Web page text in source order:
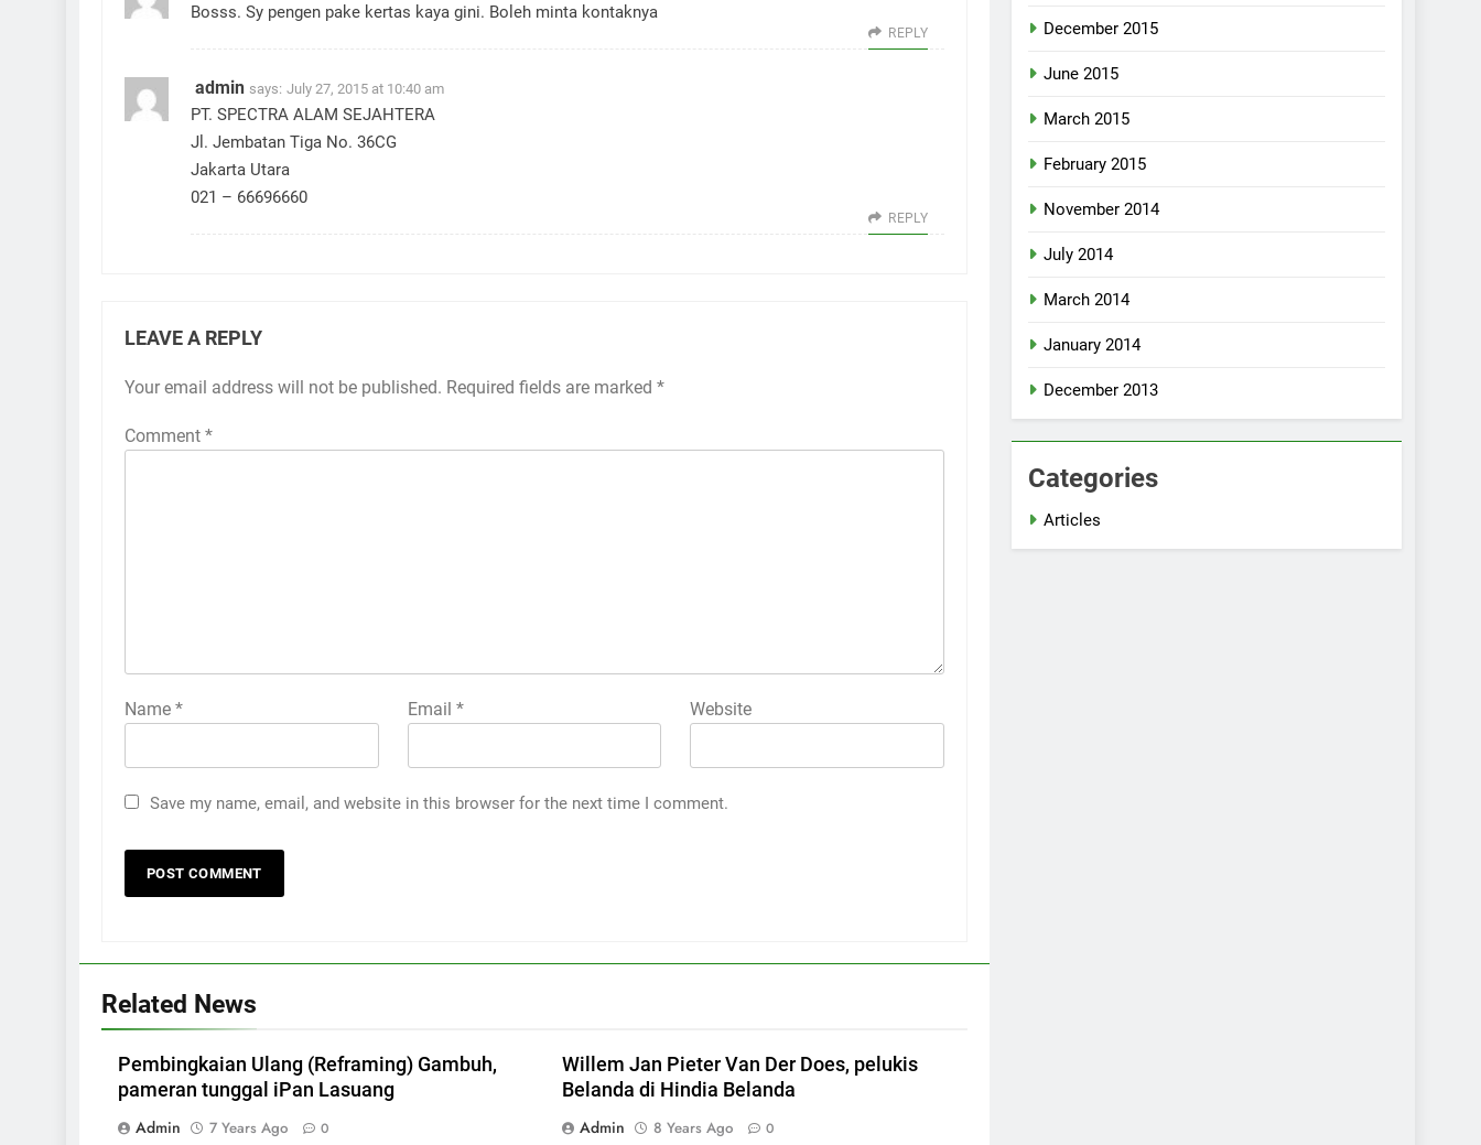
Bosss. Sy pengen pake kertas kaya gini. Boleh minta kontaknya
REPLY
admin says: July 27, 2015 at 10:40 am
PT. SPECTRA ALAM SEJAHTERA
Jl. Jembatan Tiga No. 36CG
Jakarta Utara
021 – 66696660
REPLY
LEAVE A REPLY
Your email address will not be published. Required fields are marked *
Comment *
Name * Email * Website
Save my name, email, and website in this browser for the next time I comment.
Related News
Pembingkaian Ulang (Reframing) Gambuh,
pameran tunggal iPan Lasuang
Admin
7 Years Ago 0
Willem Jan Pieter Van Der Does, pelukis
Belanda di Hindia Belanda
Admin
8 Years Ago 0
December 2015
June 2015
March 2015
February 2015
November 2014
July 2014
March 2014
January 2014
December 2013
Categories
Articles